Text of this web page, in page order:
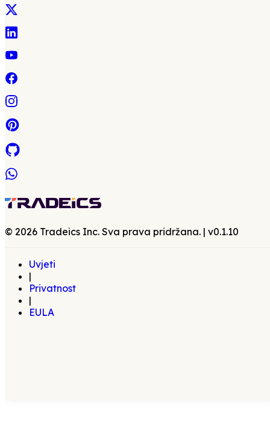
© 2026 Tradeics Inc. Sva prava pridržana. | v0.1.10
Uvjeti
|
Privatnost
|
EULA